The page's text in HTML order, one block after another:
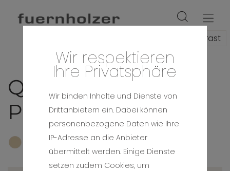
Hoher Kontrast
Qualität zum fairen
Preis
Wir respektieren
Ihre Privatsphäre
Wir binden Inhalte und Dienste von
Drittanbietern ein. Dabei können
personenbezogene Daten wie Ihre
IP-Adresse an die Anbieter
übermittelt werden. Einige Dienste
setzen zudem Cookies, um